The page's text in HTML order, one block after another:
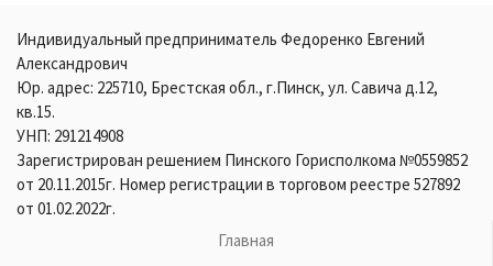
Индивидуальный предприниматель Федоренко Евгений
Александрович
Юр. адрес: 225710, Брестская обл., г.Пинск, ул. Савича д.12,
кв.15.
УНП: 291214908
Зарегистрирован решением Пинского Горисполкома №0559852
от 20.11.2015г. Номер регистрации в торговом реестре 527892
от 01.02.2022г.
Главная